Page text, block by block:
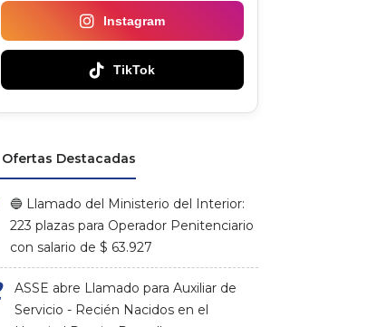
Instagram
TikTok
Ofertas Destacadas
🔵 Llamado del Ministerio del Interior:
223 plazas para Operador Penitenciario
con salario de $ 63.927
ASSE abre Llamado para Auxiliar de
Servicio - Recién Nacidos en el